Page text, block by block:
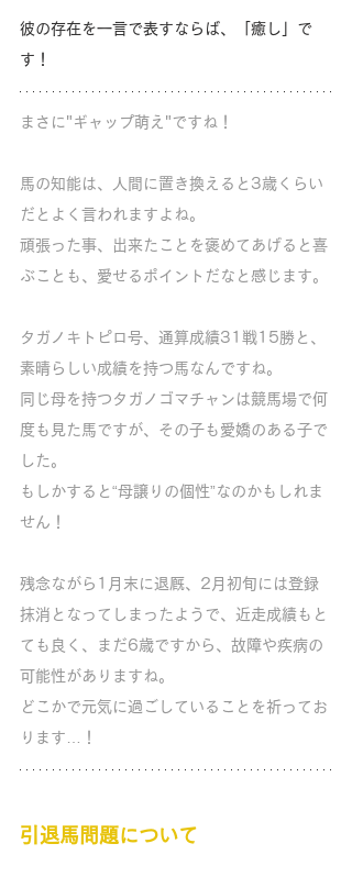
彼の存在を一言で表すならば、「癒し」で
す！
まさに"ギャップ萌え"ですね！
馬の知能は、人間に置き換えると3歳くらい
だとよく言われますよね。
頑張った事、出来たことを褒めてあげると喜
ぶことも、愛せるポイントだなと感じます。
タガノキトピロ号、通算成績31戦15勝と、
素晴らしい成績を持つ馬なんですね。
同じ母を持つタガノゴマチャンは競馬場で何
度も見た馬ですが、その子も愛嬌のある子で
した。
もしかすると“母譲りの個性”なのかもしれま
せん！
残念ながら1月末に退厩、2月初旬には登録
抹消となってしまったようで、近走成績もと
ても良く、まだ6歳ですから、故障や疾病の
可能性がありますね。
どこかで元気に過ごしていることを祈ってお
ります…！
引退馬問題について